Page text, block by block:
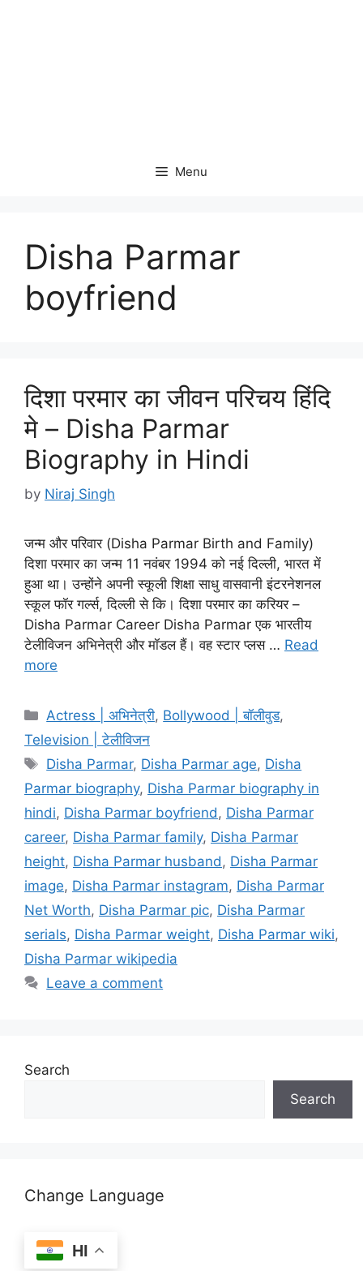
Menu
Disha Parmar
boyfriend
दिशा परमार का जीवन परिचय हिंदि
मे – Disha Parmar
Biography in Hindi
by Niraj Singh
जन्म और परिवार (Disha Parmar Birth and Family)
दिशा परमार का जन्म 11 नवंबर 1994 को नई दिल्ली, भारत में
हुआ था। उन्होंने अपनी स्कूली शिक्षा साधु वासवानी इंटरनेशनल
स्कूल फॉर गर्ल्स, दिल्ली से कि। दिशा परमार का करियर –
Disha Parmar Career Disha Parmar एक भारतीय
टेलीविजन अभिनेत्री और मॉडल हैं। वह स्टार प्लस … Read
more
Categories
Actress | अभिनेत्री, Bollywood | बॉलीवुड,
Television | टेलीविजन
Tags
Disha Parmar, Disha Parmar age, Disha
Parmar biography, Disha Parmar biography in
hindi, Disha Parmar boyfriend, Disha Parmar
career, Disha Parmar family, Disha Parmar
height, Disha Parmar husband, Disha Parmar
image, Disha Parmar instagram, Disha Parmar
Net Worth, Disha Parmar pic, Disha Parmar
serials, Disha Parmar weight, Disha Parmar wiki,
Disha Parmar wikipedia
Leave a comment
Search
Search
Change Language
HI